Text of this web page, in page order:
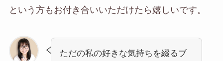
という方もお付き合いいただけたら嬉しいです。
ただの私の好きな気持ちを綴るブ